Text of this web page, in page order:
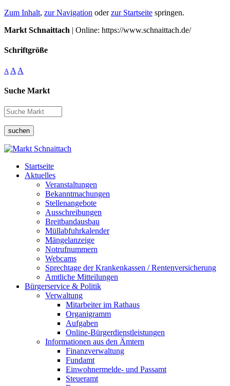
Zum Inhalt, zur Navigation oderzur Startseite springen.
Markt Schnaittach | Online: https://www.schnaittach.de/
Schriftgröße
A A A
Suche Markt
suchen
Startseite
Aktuelles
Veranstaltungen
Bekanntmachungen
Stellenangebote
Ausschreibungen
Breitbandausbau
Müllabfuhrkalender
Mängelanzeige
Notrufnummern
Webcams
Sprechtage der Krankenkassen / Rentenversicherung
Amtliche Mitteilungen
Bürgerservice & Politik
Verwaltung
Mitarbeiter im Rathaus
Organigramm
Aufgaben
Online-Bürgerdienstleistungen
Informationen aus den Ämtern
Finanzverwaltung
Fundamt
Einwohnermelde- und Passamt
Steueramt